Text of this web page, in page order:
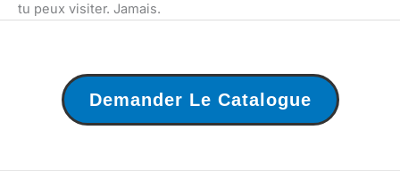
tu peux visiter. Jamais.
Demander Le Catalogue